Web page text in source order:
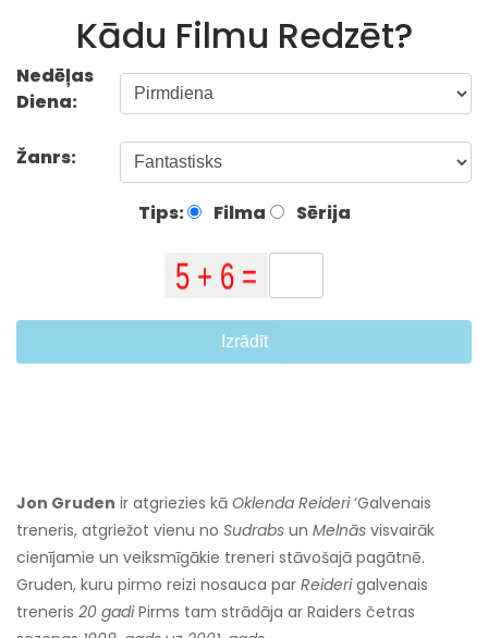
Kādu Filmu Redzēt?
Nedēļas
Diena:
Žanrs:
Tips: Filma Sērija
Izrādīt
Jon Gruden ir atgriezies kā Oklenda Reideri‘Galvenais
treneris, atgriežot vienu no Sudrabs un Melnās visvairāk
cienījamie un veiksmīgākie treneri stāvošajā pagātnē.
Gruden, kuru pirmo reizi nosauca par Reiderigalvenais
treneris 20 gadiPirms tam strādāja ar Raiders četras